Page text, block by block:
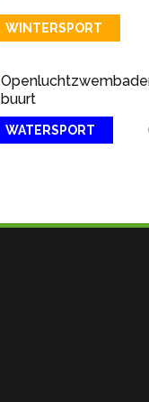
WINTERSPORT
buurt
WATERSPORT